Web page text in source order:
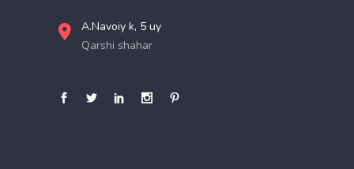
A.Navoiy k, 5 uy
Qarshi shahar